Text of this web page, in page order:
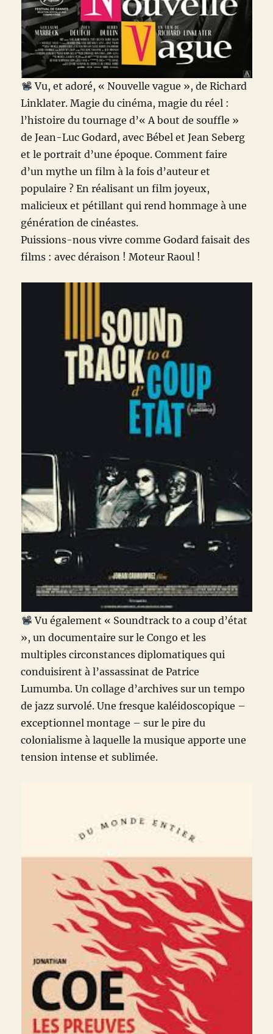
Vu, et adoré, « Nouvelle vague », de Richard
Linklater. Magie du cinéma, magie du réel :
l’histoire du tournage d’« A bout de souffle »
de Jean-Luc Godard, avec Bébel et Jean Seberg
et le portrait d’une époque. Comment faire
d’un mythe un film à la fois d’auteur et
populaire ? En réalisant un film joyeux,
malicieux et pétillant qui rend hommage à une
génération de cinéastes.
Puissions-nous vivre comme Godard faisait des
films : avec déraison ! Moteur Raoul !
Vu également « Soundtrack to a coup d’état
», un documentaire sur le Congo et les
multiples circonstances diplomatiques qui
conduisirent à l’assassinat de Patrice
Lumumba. Un collage d’archives sur un tempo
de jazz survolé. Une fresque kaléidoscopique –
exceptionnel montage – sur le pire du
colonialisme à laquelle la musique apporte une
tension intense et sublimée.